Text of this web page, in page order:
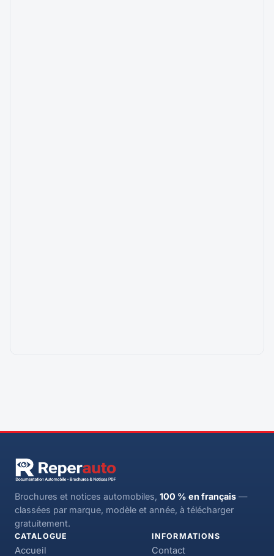
Brochures et notices automobiles, 100 % en français —
classées par marque, modèle et année, à télécharger
gratuitement.
CATALOGUE
Accueil
INFORMATIONS
Contact